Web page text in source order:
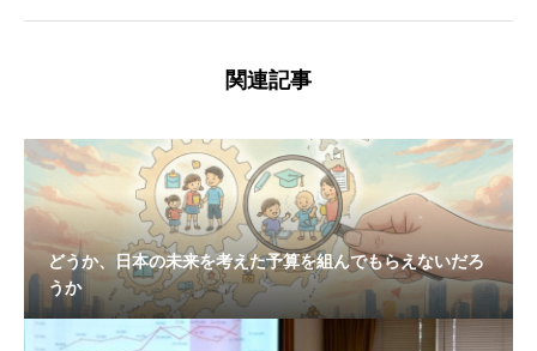
関連記事
どうか、日本の未来を考えた予算を組んでもらえないだろ
うか